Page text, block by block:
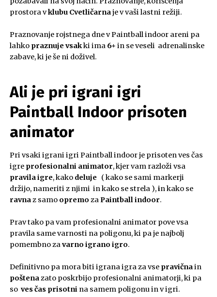
prostora vklubu Cvetličarnaje v vaši lastni režiji.
Praznovanje rojstnega dne v Paintball indoor areni pa
lahko praznuje vsakki ima 6+ in se veseli adrenalinske
zabave, ki je še ni doživel.
Ali je pri igrani igri
Paintball Indoor prisoten
animator
Pri vsaki igrani igri Paintball indoor je prisoten ves čas
igre profesionalni animator, kjer vam razloži vsa
pravila igre, kako deluje
( kako se sami markerji
držijo, nameriti z njimi in kako se strela ),in kako se
ravnaz samo opremo zaPaintball indoor.
Prav tako pa vam profesionalni animator pove vsa
pravila same varnosti na poligonu, ki pa je najbolj
pomembno zavarno igrano igro.
Definitivno pa mora biti igrana igra za vse pravičnain
poštenazato poskrbijo profesionalni animatorji, ki pa
soves čas prisotni na samem poligonu in v igri.